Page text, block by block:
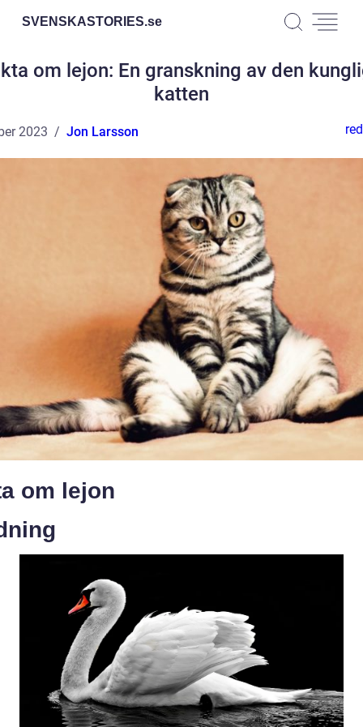
SVENSKASTORIES.se
om lejon: En granskning av den
katten
2023 Jon Larsson
om lejon